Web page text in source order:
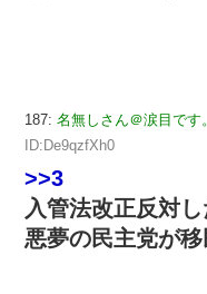
187: 名無しさん＠涙目です
ID:De9qzfXh0
>>3
入管法改正反対
悪夢の民主党が